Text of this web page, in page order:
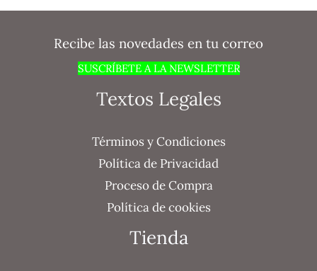
Recibe las novedades en tu correo
SUSCRÍBETE A LA NEWSLETTER
Textos Legales
Términos y Condiciones
Política de Privacidad
Proceso de Compra
Política de cookies
Tienda